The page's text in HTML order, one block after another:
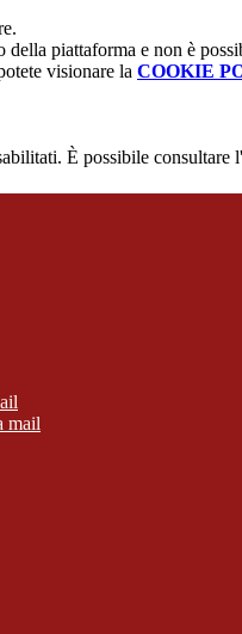
piattaforma e non è
visionare la COOKIE
È possibile
mail